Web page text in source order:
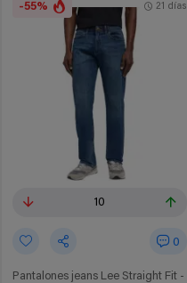
-55%
10
0
Pantalones jeans Lee Straight Fit -
21 días